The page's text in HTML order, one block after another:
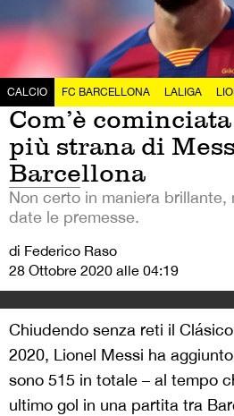
CALCIO FC BARCELLONA LALIGA
Com’è
più strana di
Barcellona
Non certo in maniera brillante,
date le premesse.
di Federico Raso
28 Ottobre 2020 alle 04:19
Chiudendo senza reti il
2020, Lionel Messi ha
sono 515 in totale – al tempo
ultimo gol in una partita tra